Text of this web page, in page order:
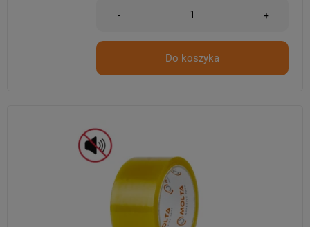
- +
Do koszyka